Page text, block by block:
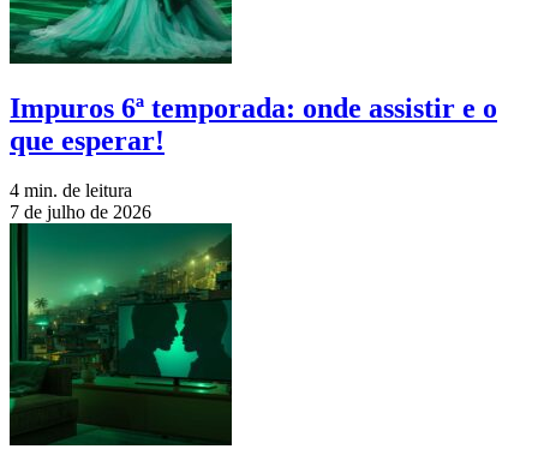
Impuros 6ª temporada: onde assistir e o
que esperar!
4 min. de leitura
7 de julho de 2026